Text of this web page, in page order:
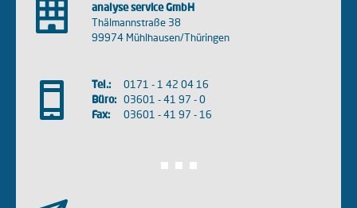
analyse service GmbH
Thälmannstraße 38
99974 Mühlhausen/Thüringen
Tel.:
0171 - 1 42 04 16
Büro: 03601 - 41 97 - 0
Fax:
03601 - 41 97 - 16